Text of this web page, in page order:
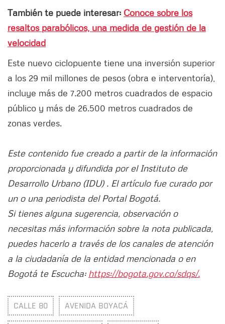
También te puede interesar: Conoce sobre los
resaltos parabólicos, una medida de gestión de la
velocidad
Este nuevo ciclopuente tiene una inversión superior
a los 29 mil millones de pesos (obra e interventoría),
incluye más de 7.200 metros cuadrados de espacio
público y más de 26.500 metros cuadrados de
zonas verdes.
Este contenido fue creado a partir de la información
proporcionada y difundida por el Instituto de
Desarrollo Urbano (IDU) . El artículo fue curado por
un o una periodista del Portal Bogotá.
Si tienes alguna sugerencia, observación o
necesitas más información sobre la nota publicada,
puedes hacerlo a través de los canales de atención
a la ciudadanía de la entidad mencionada o en
Bogotá te Escucha: https://bogota.gov.co/sdqs/.
CALLE 80 AVENIDA BOYACÁ